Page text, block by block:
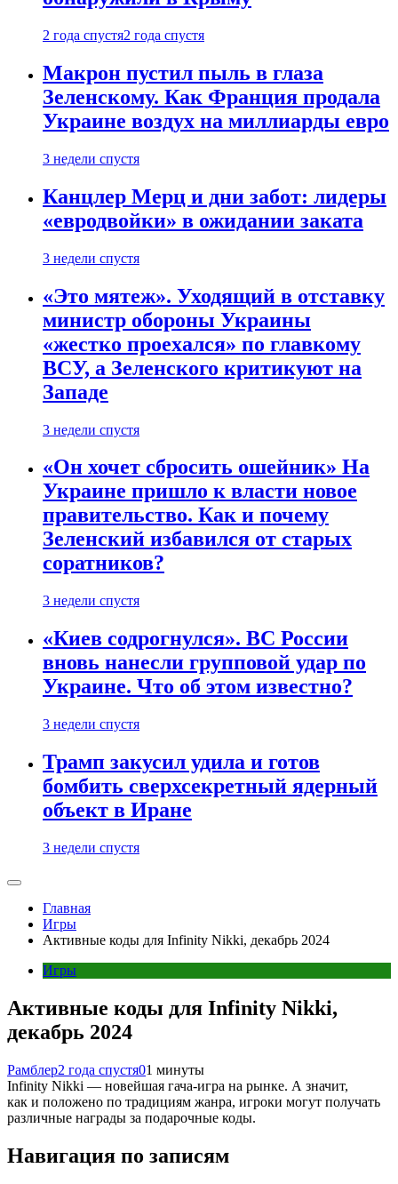
2 года спустя2 года спустя
Макрон пустил пыль в глаза
Зеленскому. Как Франция продала
Украине воздух на миллиарды евро
3 недели спустя
Канцлер Мерц и дни забот: лидеры
«евродвойки» в ожидании заката
3 недели спустя
«Это мятеж». Уходящий в отставку
министр обороны Украины
«жестко проехался» по главкому
ВСУ, а Зеленского критикуют на
Западе
3 недели спустя
«Он хочет сбросить ошейник» На
Украине пришло к власти новое
правительство. Как и почему
Зеленский избавился от старых
соратников?
3 недели спустя
«Киев содрогнулся». ВС России
вновь нанесли групповой удар по
Украине. Что об этом известно?
3 недели спустя
Трамп закусил удила и готов
бомбить сверхсекретный ядерный
объект в Иране
3 недели спустя
Главная
Игры
Активные коды для Infinity Nikki, декабрь 2024
Игры
Активные коды для Infinity Nikki,
декабрь 2024
Рамблер2 года спустя01 минуты
Infinity Nikki — новейшая гача-игра на рынке. А значит,
как и положено по традициям жанра, игроки могут получать
различные награды за подарочные коды.
Навигация по записям